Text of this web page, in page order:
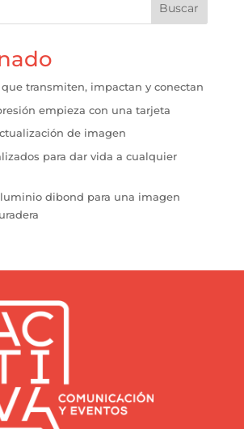
Buscar
transmiten, impactan y conectan
empieza con una tarjeta
de imagen
para dar vida a cualquier
dibond para una imagen